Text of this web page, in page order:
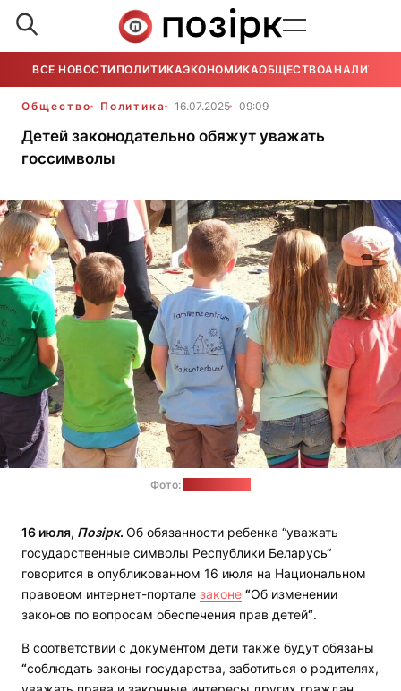
ВСЕ НОВОСТИ ПОЛИТИКАЭКОНОМИКАОБЩЕСТВОАНАЛИТИКА
Общество Политика 16.07.2025 09:09
Детей законодательно обяжут уважать
госсимволы
Фото:
16 июля, Позірк. Об обязанности ребенка “уважать
государственные символы Республики Беларусь“
говорится в опубликованном 16 июля на Национальном
правовом интернет-портале законе “Об изменении
законов по вопросам обеспечения прав детей“.
В соответствии с документом дети также будут обязаны
“соблюдать законы государства, заботиться о родителях,